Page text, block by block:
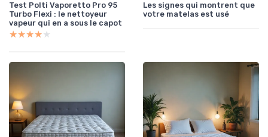
Test Polti Vaporetto Pro 95
Turbo Flexi : le nettoyeur
vapeur qui en a sous le capot
★★★★★
★★★★★
Les signes qui montrent que
votre matelas est usé